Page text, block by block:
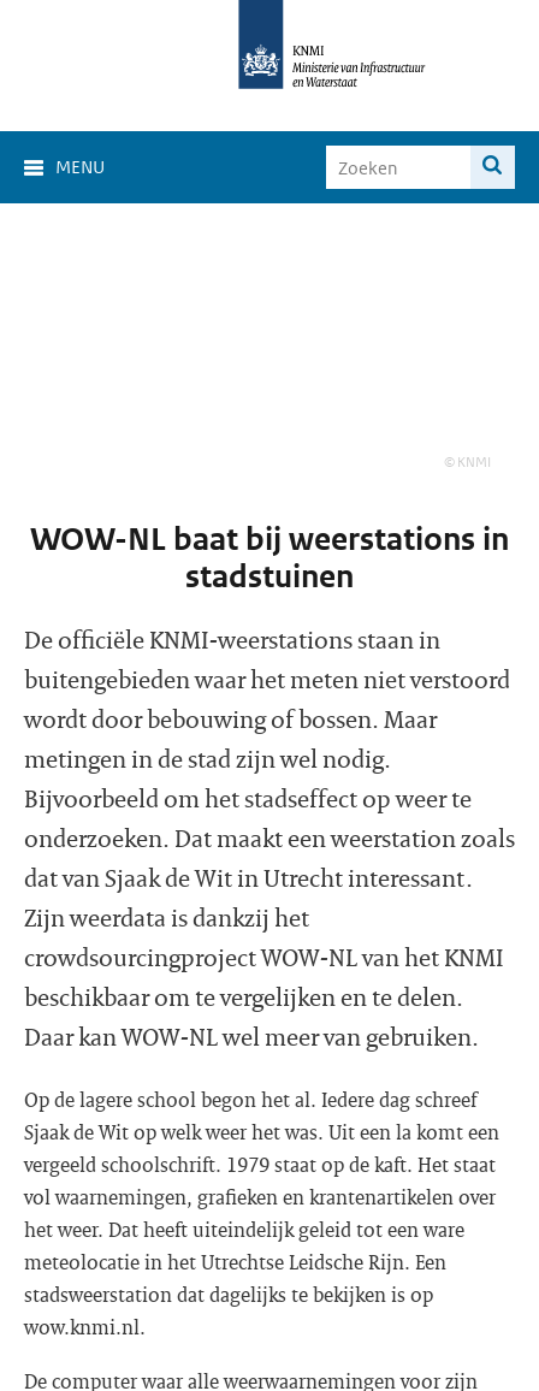
MENU
© KNMI
WOW-NL baat bij weerstations in
stadstuinen
De officiële KNMI-weerstations staan in
buitengebieden waar het meten niet verstoord
wordt door bebouwing of bossen. Maar
metingen in de stad zijn wel nodig.
Bijvoorbeeld om het stadseffect op weer te
onderzoeken. Dat maakt een weerstation zoals
dat van Sjaak de Wit in Utrecht interessant.
Zijn weerdata is dankzij het
crowdsourcingproject WOW-NL van het KNMI
beschikbaar om te vergelijken en te delen.
Daar kan WOW-NL wel meer van gebruiken.
Op de lagere school begon het al. Iedere dag schreef
Sjaak de Wit op welk weer het was. Uit een la komt een
vergeeld schoolschrift. 1979 staat op de kaft. Het staat
vol waarnemingen, grafieken en krantenartikelen over
het weer. Dat heeft uiteindelijk geleid tot een ware
meteolocatie in het Utrechtse Leidsche Rijn. Een
stadsweerstation dat dagelijks te bekijken is op
wow.knmi.nl.
De computer waar alle weerwaarnemingen voor zijn